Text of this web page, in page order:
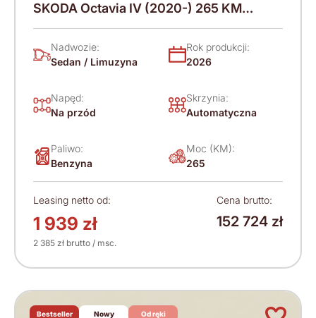
SKODA Octavia IV (2020-) 265 KM
(2026)
Nadwozie:
Sedan / Limuzyna
Rok produkcji:
2026
Napęd:
Na przód
Skrzynia:
Automatyczna
Paliwo:
Benzyna
Moc (KM):
265
Leasing netto od:
1 939 zł
2 385 zł brutto / msc.
Cena brutto:
152 724 zł
Bestseller Nowy Od ręki